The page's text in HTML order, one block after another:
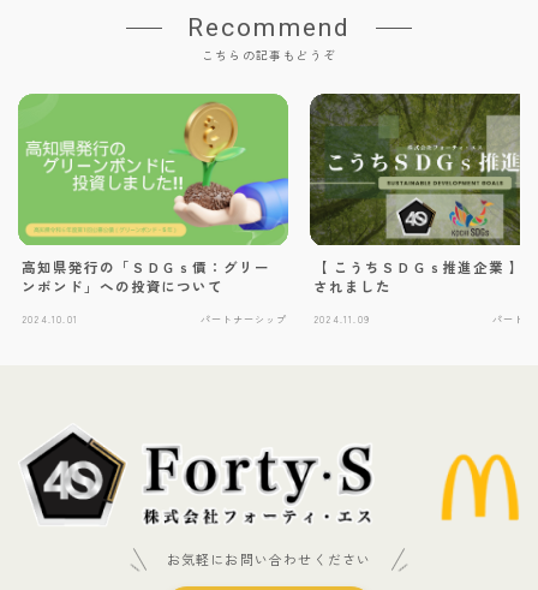
Recommend
こちらの記事もどうぞ
高知県発行の「ＳＤＧｓ債：グリー
ンボンド」への投資について
2024.10.01 パートナーシップ
【 こうちＳＤＧｓ推進企業 】
されました
2024.11.09 パートナ
お気軽にお問い合わせください